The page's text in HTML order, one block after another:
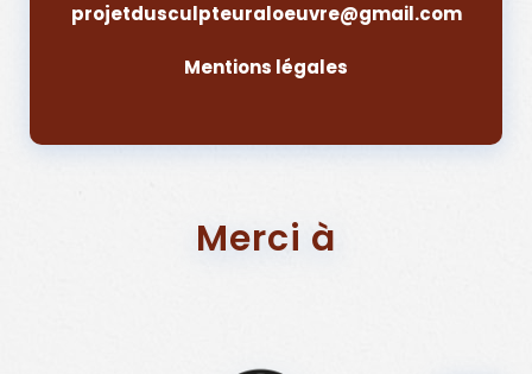
projetdusculpteuraloeuvre@gmail.com
Mentions légales
Merci à